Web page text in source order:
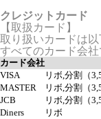
クレジットカード
【取扱カード】
取り扱いカードは以
すべてのカード会
カード会社
VISA
リボ,分割（
MASTER
リボ,分割（
JCB
リボ,分割（
Diners
リボ